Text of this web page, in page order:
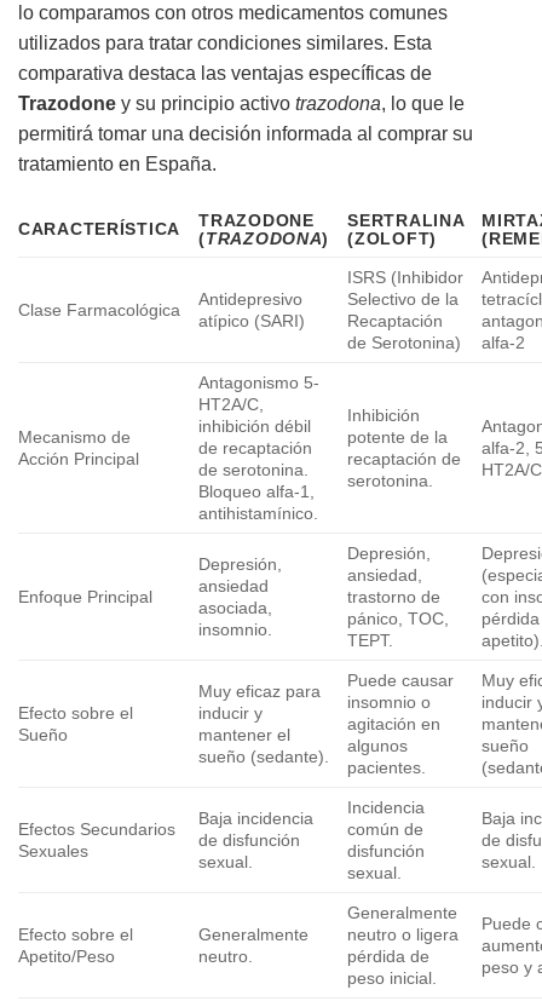
lo comparamos con otros medicamentos comunes
utilizados para tratar condiciones similares. Esta
comparativa destaca las ventajas específicas de
Trazodone y su principio activo trazodona, lo que le
permitirá tomar una decisión informada al comprar su
tratamiento en España.
CARACTERÍSTICA
TRAZODONE
(TRAZODONA)
SERTRALINA
(ZOLOFT)
Clase Farmacológica
Antidepresivo
atípico (SARI)
ISRS (Inhibidor
Selectivo de la
Recaptación
de Serotonina)
alfa-2
Mecanismo de
Acción Principal
Antagonismo 5-
HT2A/C,
inhibición débil
de recaptación
de serotonina.
Bloqueo alfa-1,
antihistamínico.
Inhibición
potente de la
recaptación de
serotonina.
alfa-2,
HT2A/
Enfoque Principal
Depresión,
ansiedad
asociada,
insomnio.
Depresión,
ansiedad,
trastorno de
pánico, TOC,
TEPT.
con
Efecto sobre el
Sueño
Muy eficaz para
inducir y
mantener el
sueño (sedante).
Puede causar
insomnio o
agitación en
algunos
pacientes.
Muy
inducir
sueño
Efectos Secundarios
Sexuales
Baja incidencia
de disfunción
sexual.
Incidencia
común de
disfunción
sexual.
Baja
de
sexual.
Efecto sobre el
Apetito/Peso
Generalmente
neutro.
Generalmente
neutro o ligera
pérdida de
peso inicial.
Puede
peso y